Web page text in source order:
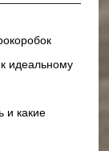
идеальному
и какие